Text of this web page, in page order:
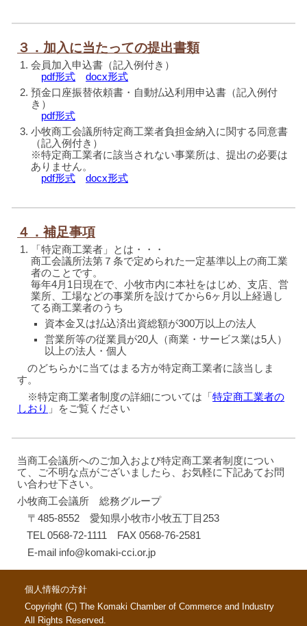
３．加入に当たっての提出書類
会員加入申込書（記入例付き）
pdf形式
docx形式
預金口座振替依頼書・自動払込利用申込書（記入例付
き）
pdf形式
小牧商工会議所特定商工業者負担金納入に関する同意書
（記入例付き）
※特定商工業者に該当されない事業所は、提出の必要は
ありません。
pdf形式
docx形式
４．補足事項
「特定商工業者」とは・・・
商工会議所法第７条で定められた一定基準以上の商工業
者のことです。
毎年4月1日現在で、小牧市内に本社をはじめ、支店、営
業所、工場などの事業所を設けてから6ヶ月以上経過し
てる商工業者のうち
資本金又は払込済出資総額が300万以上の法人
営業所等の従業員が20人（商業・サービス業は5人）
以上の法人・個人
のどちらかに当てはまる方が特定商工業者に該当しま
す。
※特定商工業者制度の詳細については「特定商工業者の
しおり 」をご覧ください
当商工会議所へのご加入および特定商工業者制度につい
て、ご不明な点がございましたら、お気軽に下記あてお問
い合わせ下さい。
小牧商工会議所 総務グループ
〒485-8552 愛知県小牧市小牧五丁目253
TEL 0568-72-1111 FAX 0568-76-2581
E-mail info@komaki-cci.or.jp
個人情報の方針
Copyright (C) The Komaki Chamber of Commerce and Industry
All Rights Reserved.